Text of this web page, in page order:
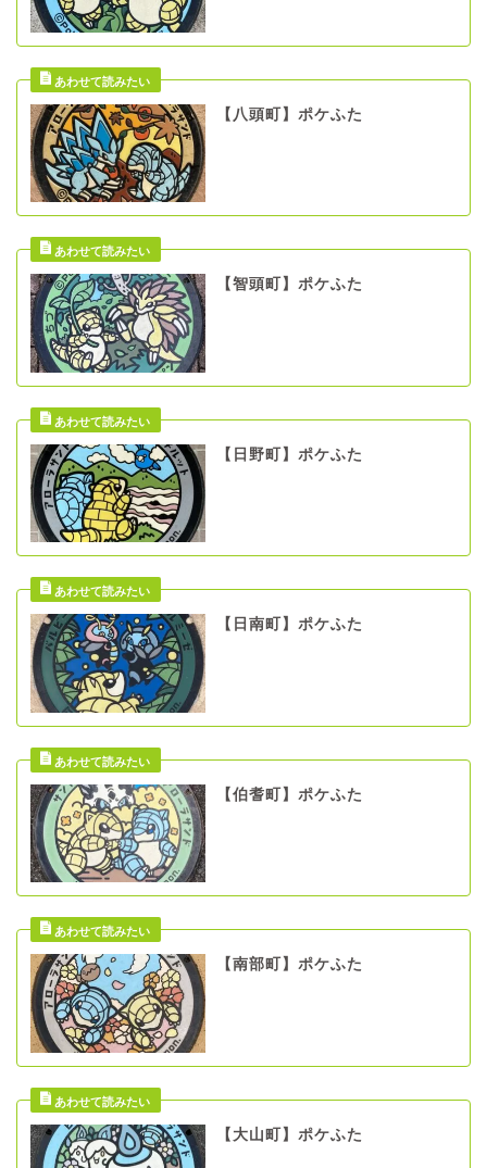
【八頭町】ポケふた
【智頭町】ポケふた
【日野町】ポケふた
【日南町】ポケふた
【伯耆町】ポケふた
【南部町】ポケふた
【大山町】ポケふた